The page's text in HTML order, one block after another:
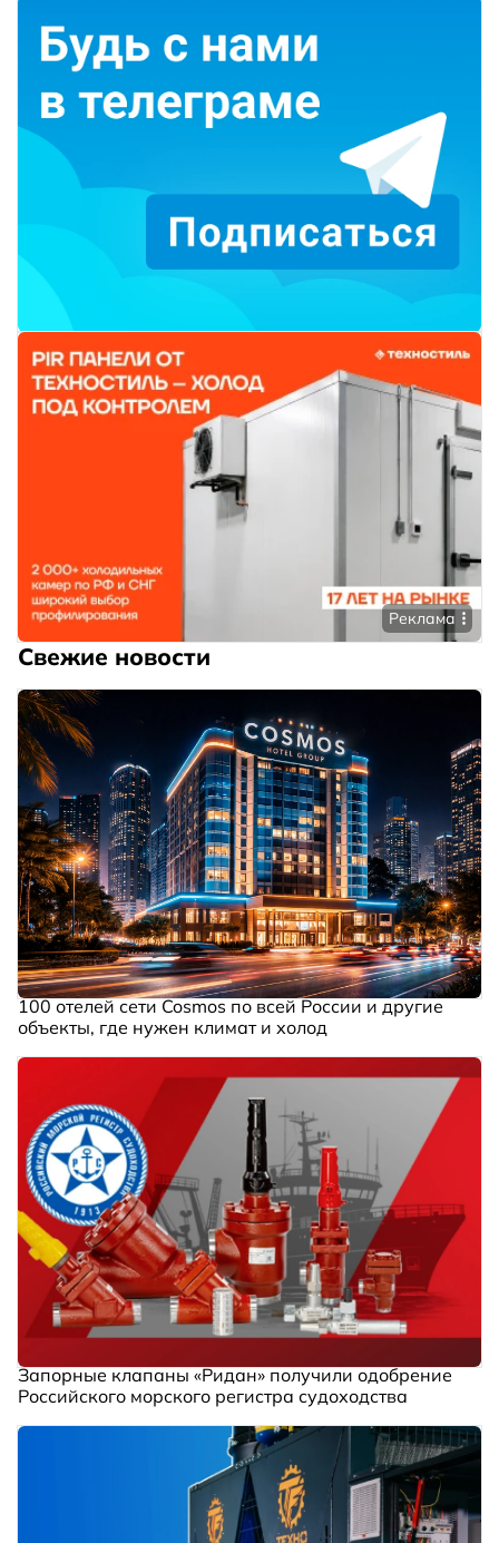
Реклама
Свежие новости
100 отелей сети Cosmos по всей России и другие
объекты, где нужен климат и холод
Запорные клапаны «Ридан» получили одобрение
Российского морского регистра судоходства